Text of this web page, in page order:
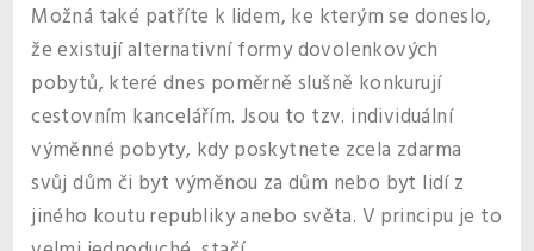
Možná také patříte k lidem, ke kterým se doneslo,
že existují alternativní formy dovolenkových
pobytů, které dnes poměrně slušně konkurují
cestovním kancelářím. Jsou to tzv. individuální
výměnné pobyty, kdy poskytnete zcela zdarma
svůj dům či byt výměnou za dům nebo byt lidí z
jiného koutu republiky anebo světa. V principu je to